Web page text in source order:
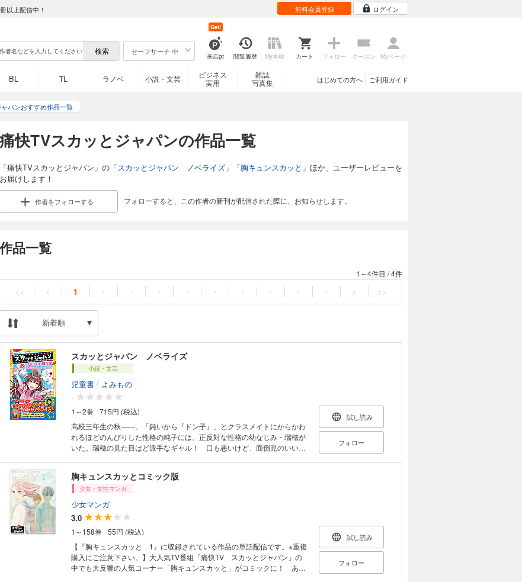
以上配信中！ 無料会員登録 ログイン
セーフサーチ 中
来店pt
Get!
閲覧履歴 My本棚 カート フォロー クーポン Myページ
BL TL ラノベ 小説・文芸
ビジネス
実用
雑誌
写真集
ご利用ガイド
はじめての方へ
パンおすすめ作品一覧
痛快TVスカッとジャパンの作品一覧
「痛快TVスカッとジャパン」の「スカッとジャパン ノベライズ 」「胸キュンスカッと 」ほか、ユーザーレビューを
お届けします！
作者をフォローする フォローすると、この作者の新刊が配信された際に、お知らせします。
作品一覧
1～4件目 /4件
<< < 1 ・ ・ ・ ・ ・ ・ ・ ・ ・ > >>
新着順
スカッとジャパン ノベライズ
小説・文芸
児童書 / よみもの
-
1～2巻
715円 (税込)
高校三年生の秋――。「鈍いから『ドン子』」とクラスメイトにからかわ
れるほどのんびりした性格の純子には、正反対な性格の幼なじみ・瑞穂が
いた。瑞穂の見た目はど派手なギャル！ 口も悪いけど、面倒見のいい彼
感動系の３編を収録。さらに、クスッと笑える「スカッとばあちゃん」の
ショートストーリー４編と盛りだくさん!!【もくじ】１ 幼なじみは「ギ
ャル」/２ 学歴差別イヤミ課長/３ ぽっちゃりパパとの二人三脚/スカッ
とばあちゃんシリーズ その１ あいてますよ/その２ とるときのモラ
ル/その３ とっておきの魔法/その４ たりないもの
試し読み
フォロー
胸キュンスカッとコミック版
少女・女性マンガ
少女マンガ
3.0
1～158巻
55円 (税込)
【『胸キュンスカッと 1』に収録されている作品の単話配信です。※重複
購入にご注意下さい。】大人気TV番組「痛快TV スカッとジャパン」の
中でも大反響の人気コーナー「胸キュンスカッと」がコミックに！ あの
試し読み
フォロー